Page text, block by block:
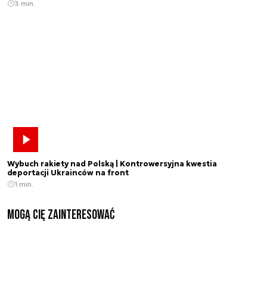
3 min.
Wybuch rakiety nad Polską | Kontrowersyjna kwestia
deportacji Ukrainców na front
1 min.
Mogą Cię zainteresować